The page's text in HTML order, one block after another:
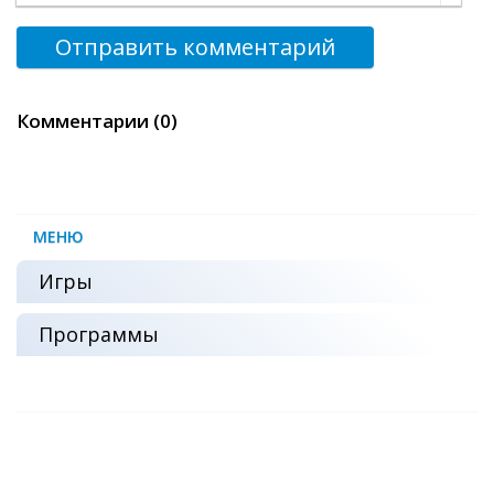
Отправить комментарий
Комментарии (0)
МЕНЮ
Игры
Программы